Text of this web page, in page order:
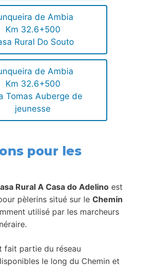
de Ambia
Km 32.6+500
Rural Do Souto
de Ambia
Km 32.6+500
Tomas Auberge de
jeunesse
pour les
Rural A Casa do Adelino est
pèlerins situé sur le Chemin
utilisé par les marcheurs
fait partie du réseau
le long du Chemin et